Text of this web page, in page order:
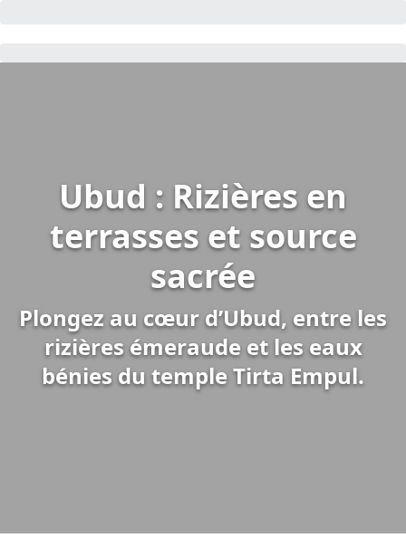
Ubud : Rizières en
terrasses et source
sacrée
Plongez au cœur d’Ubud, entre les
rizières émeraude et les eaux
bénies du temple Tirta Empul.